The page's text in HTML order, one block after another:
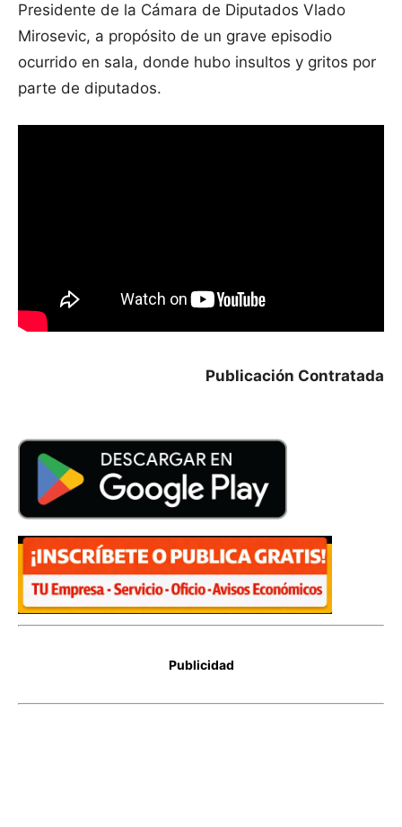
Presidente de la Cámara de Diputados Vlado
Mirosevic, a propósito de un grave episodio
ocurrido en sala, donde hubo insultos y gritos por
parte de diputados.
Publicación Contratada
Publicidad